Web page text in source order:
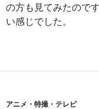
の方も見てみたので
い感じでした。
アニメ・特撮・テレビ